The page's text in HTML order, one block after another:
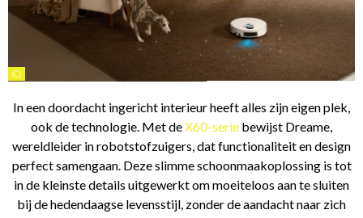
©
In een doordacht ingericht interieur heeft alles zijn eigen plek,
ook de technologie. Met deX60-serie bewijst Dreame,
wereldleider in robotstofzuigers, dat functionaliteit en design
perfect samengaan. Deze slimme schoonmaakoplossing is tot
in de kleinste details uitgewerkt om moeiteloos aan te sluiten
bij de hedendaagse levensstijl, zonder de aandacht naar zich